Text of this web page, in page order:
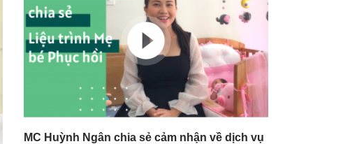
MC Huỳnh Ngân chia sẻ cảm nhận về dịch vụ